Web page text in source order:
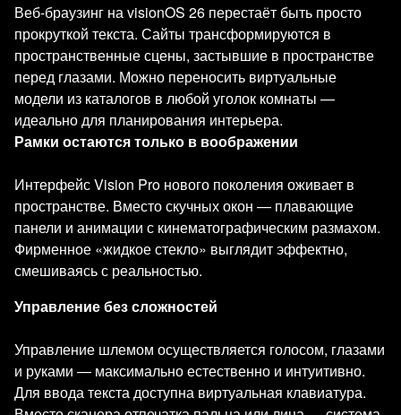
Веб-браузинг на visionOS 26 перестаёт быть просто
прокруткой текста. Сайты трансформируются в
пространственные сцены, застывшие в пространстве
перед глазами. Можно переносить виртуальные
модели из каталогов в любой уголок комнаты —
идеально для планирования интерьера.
Рамки остаются только в воображении
Интерфейс Vision Pro нового поколения оживает в
пространстве. Вместо скучных окон — плавающие
панели и анимации с кинематографическим размахом.
Фирменное «жидкое стекло» выглядит эффектно,
смешиваясь с реальностью.
Управление без сложностей
Управление шлемом осуществляется голосом, глазами
и руками — максимально естественно и интуитивно.
Для ввода текста доступна виртуальная клавиатура.